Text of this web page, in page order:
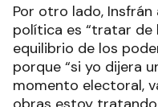
Por otro lado,
política es “tratar de
equilibrio de los
porque “si yo dijera
momento electoral,